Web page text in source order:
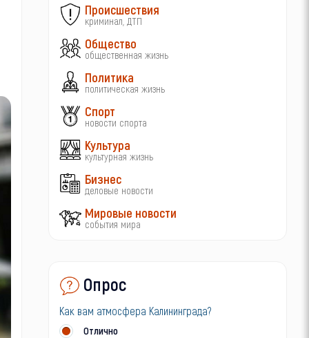
Происшествия
криминал, ДТП
Общество
общественная жизнь
Политика
политическая жизнь
Спорт
новости спорта
Культура
культурная жизнь
Бизнес
деловые новости
Мировые новости
события мира
Опрос
Как вам атмосфера Калининграда?
Отлично